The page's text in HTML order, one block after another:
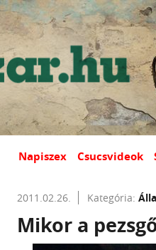
Napiszex Csucsvideok
2011.02.26. Kategória:
Mikor a